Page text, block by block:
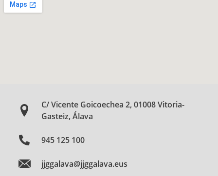
C/ Vicente Goicoechea 2, 01008 Vitoria-
Gasteiz, Álava
945 125 100
jjggalava@jjggalava.eus